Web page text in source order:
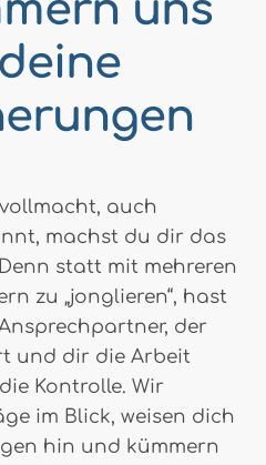
uns
auch
machst du dir das
statt mit mehreren
zu „jonglieren“, hast
der
und dir die Arbeit
Kontrolle. Wir
im Blick, weisen dich
hin und kümmern